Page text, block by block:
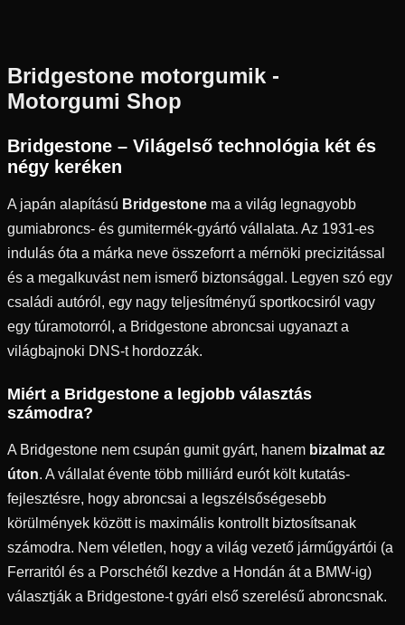
Bridgestone motorgumik -
Motorgumi Shop
Bridgestone – Világelső technológia két és
négy keréken
A japán alapítású Bridgestone ma a világ legnagyobb
gumiabroncs- és gumitermék-gyártó vállalata. Az 1931-es
indulás óta a márka neve összeforrt a mérnöki precizitással
és a megalkuvást nem ismerő biztonsággal. Legyen szó egy
családi autóról, egy nagy teljesítményű sportkocsiról vagy
egy túramotorról, a Bridgestone abroncsai ugyanazt a
világbajnoki DNS-t hordozzák.
Miért a Bridgestone a legjobb választás
számodra?
A Bridgestone nem csupán gumit gyárt, hanem bizalmat az
úton. A vállalat évente több milliárd eurót költ kutatás-
fejlesztésre, hogy abroncsai a legszélsőségesebb
körülmények között is maximális kontrollt biztosítsanak
számodra. Nem véletlen, hogy a világ vezető járműgyártói (a
Ferraritól és a Porschétől kezdve a Hondán át a BMW-ig)
választják a Bridgestone-t gyári első szerelésű abroncsnak.